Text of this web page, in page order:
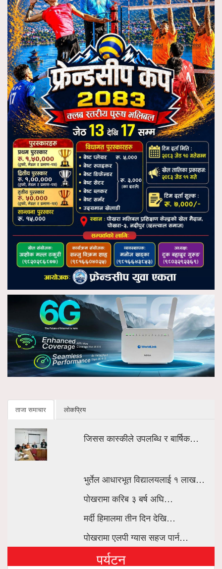
ताजा समाचार लोकप्रिय
जिसस कास्कीले उपलब्धि र बार्षिक…
भुर्तेल आधारभूत विद्यालयलाई १ लाख…
पोखरामा करिब ३ बर्ष अघि…
मर्दी हिमालमा तीन दिन देखि…
पोखरामा एलपी ग्यास सहज पार्न…
पर्यटन